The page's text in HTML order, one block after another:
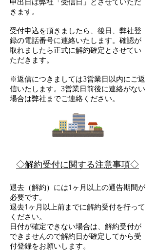
きます。
受付申込を頂きましたら、後日、弊社登
録の電話番号に連絡いたします。確認が
取れましたら正式に解約確定とさせてい
ただきます。
※返信につきましては3営業日以内にご返
信いたします。3営業日前後に連絡がない
場合は弊社までご連絡ください。
◇解約受付に関する注意事項◇
退去（解約）には1ヶ月以上の通告期間が
必要です。
退去1ヶ月以上前までに解約受付を行って
ください。
日付が確定できない場合は、解約受付が
できませんので解約日が確定してから受
付登録をお願いします。